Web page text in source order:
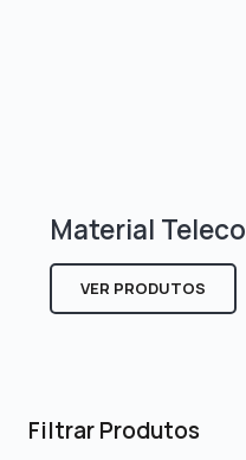
Filtrar Produtos
Material
VER PRODUTOS